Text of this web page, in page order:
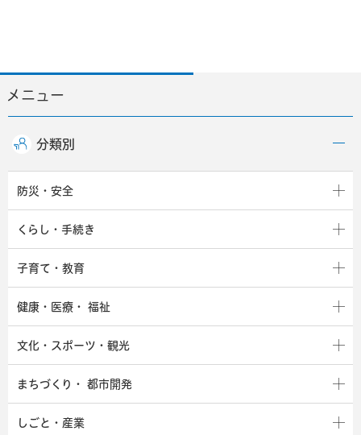
メニュー
分類別
防災・安全
くらし・手続き
子育て・教育
健康・医療・ 福祉
文化・スポーツ・観光
まちづくり・ 都市開発
しごと・産業